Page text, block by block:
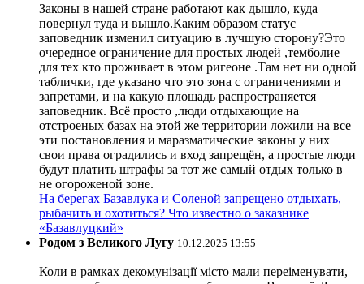
Законы в нашей стране работают как дышло, куда
повернул туда и вышло.Каким образом статус
заповедник изменил ситуацию в лучшую сторону?Это
очередное ограничение для простых людей ,темболие
для тех кто проживает в этом ригеоне .Там нет ни одной
таблички, где указано что это зона с ограничениями и
запретами, и на какую площадь распространяется
заповедник. Всё просто ,люди отдыхающие на
отстроеных базах на этой же территории ложили на все
эти постановления и маразматические законы у них
свои права оградились и вход запрещён, а простые люди
будут платить штрафы за тот же самый отдых только в
не огороженой зоне.
На берегах Базавлука и Соленой запрещено отдыхать,
рыбачить и охотиться? Что известно о заказнике
«Базавлуцкий»
Родом з Великого Лугу 10.12.2025 13:55
Коли в рамках декомунізації місто мали переіменувати,